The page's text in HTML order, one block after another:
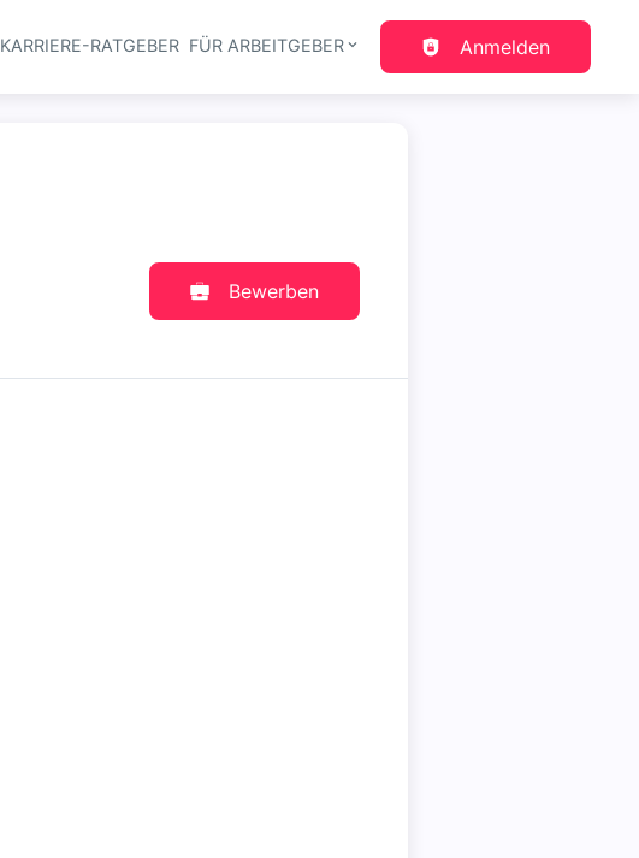
Haupt-Navigation
KARRIERE-RATGEBER FÜR ARBEITGEBER Anmelden
Bewerben